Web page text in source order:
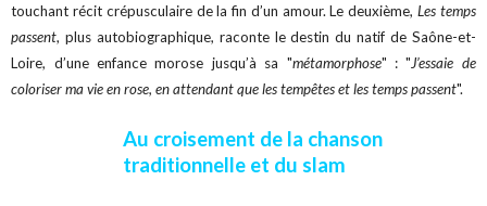
touchant récit crépusculaire de la fin d’un amour. Le deuxième,Les temps
passent, plus autobiographique, raconte le destin du natif de Saône-et-
Loire, d’une enfance morose jusqu’à sa "métamorphose" : "J’essaie de
coloriser ma vie en rose, en attendant que les tempêtes et les temps passent".
Au croisement de la chanson
traditionnelle et du slam